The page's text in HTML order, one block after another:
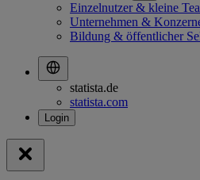
Einzelnutzer & kleine
Unternehmen &
Bildung & öffentlicher
statista.de
statista.com